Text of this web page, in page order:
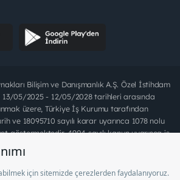
Bilişim ve Danışmanlık A.Ş. Özel İstihdam
13/05/2025 - 12/05/2028 tarihleri arasında
üzere, Türkiye İş Kurumu tarafından
ve 18095710 sayılı karar uyarınca 1078 nolu
göstermektedir. 4904 sayılı kanun uyarınca iş
alınması yasaktır.